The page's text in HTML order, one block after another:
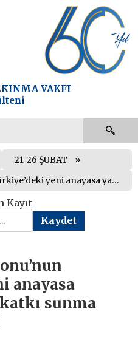
VAKFI
21-26 ŞUBAT
Venedik Komisyonu’nun Türkiye’deki yeni anayasa yapma sürecine katkı sunma talebi reddedildi
Kayıt
anayasa
sunma